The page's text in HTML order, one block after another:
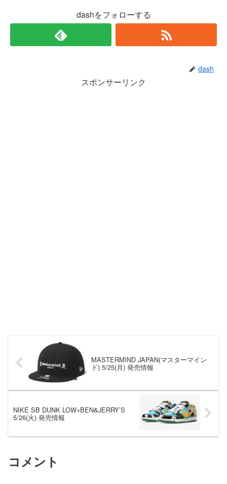
dashをフォローする
dash
スポンサーリンク
MASTERMIND JAPAN(マスターマイン
ド) 5/25(月) 発売情報
NIKE SB DUNK LOW×BEN&JERRY’S
5/26(火) 発売情報
コメント